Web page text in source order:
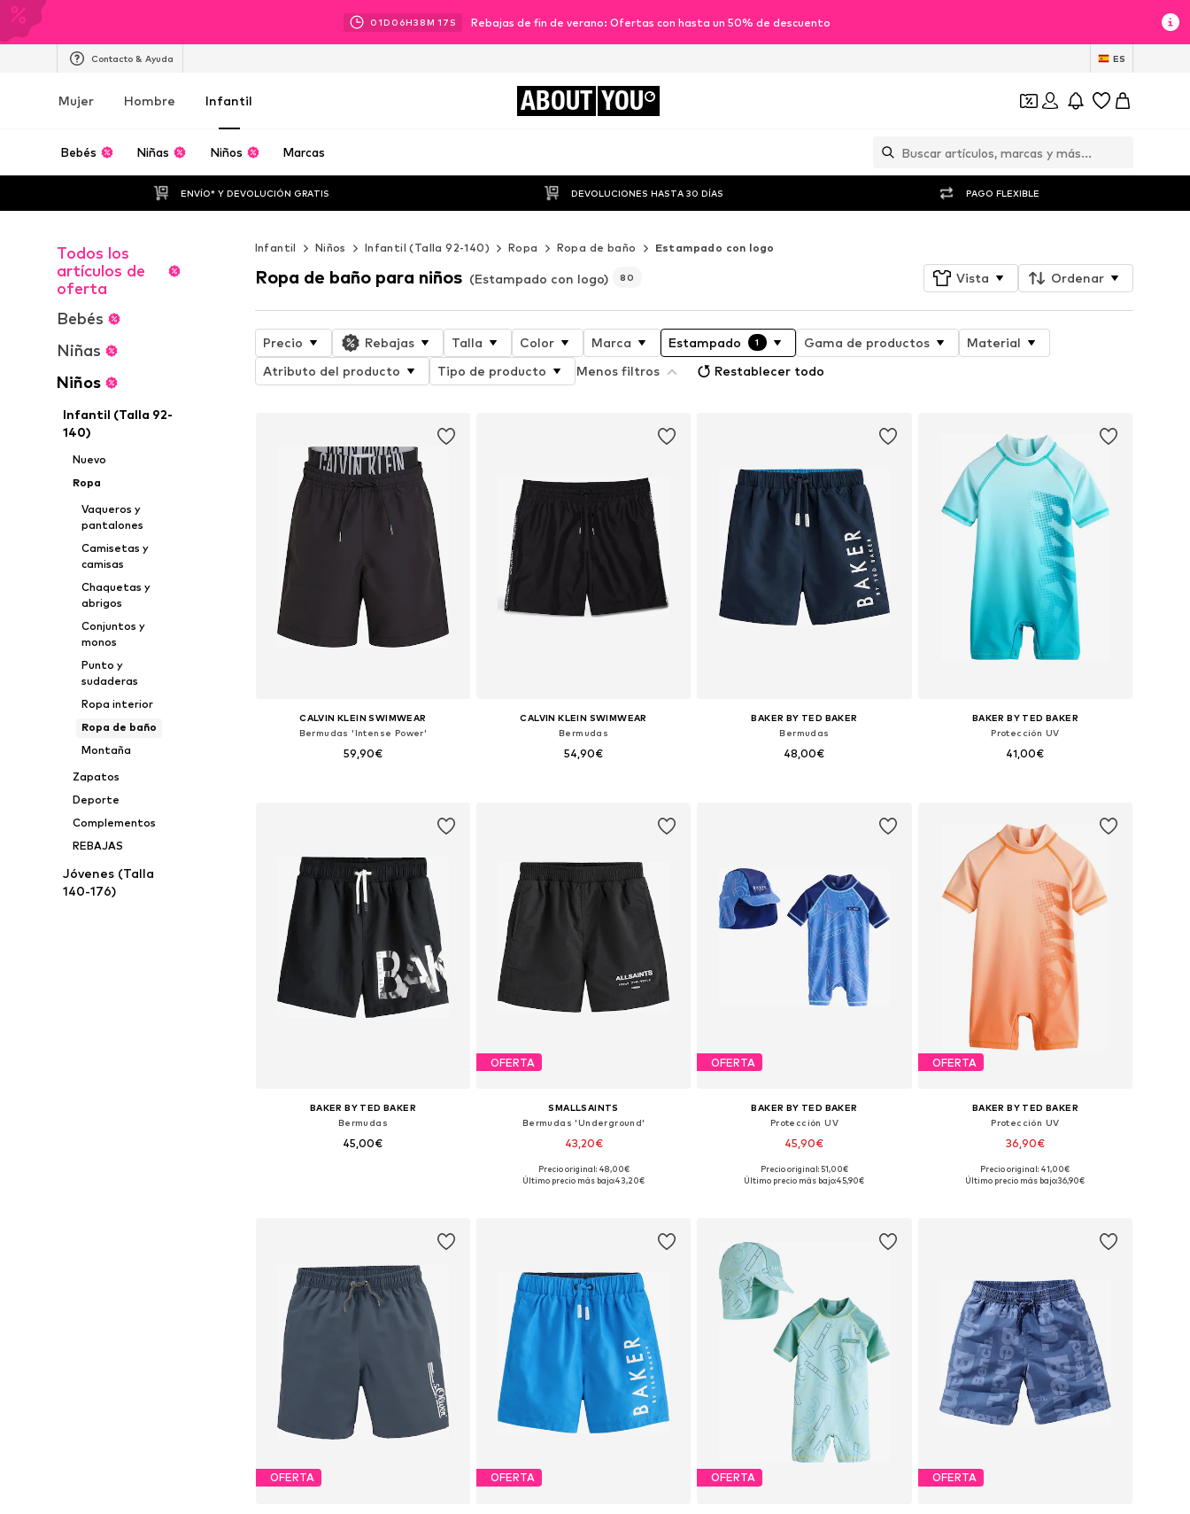
01D 06H38M 15 S Rebajas de fin de verano: Ofertas con hasta un 50% de descuento
Contacto & Ayuda ES
Mujer Hombre Infantil ABOUT YOU
Bebés Niñas Niños Marcas
ENVÍO* Y DEVOLUCIÓN GRATIS DEVOLUCIONES HASTA 30 DÍAS PAGO FLEXIBLE
Todos los
artículos de
oferta
Bebés
Niñas
Niños
Infantil (Talla 92-
140)
Nuevo
Ropa
Vaqueros y
pantalones
Camisetas y
camisas
Chaquetas y
abrigos
Conjuntos y
monos
Punto y
sudaderas
Ropa interior
Ropa de baño
Montaña
Zapatos
Deporte
Complementos
REBAJAS
Jóvenes (Talla
140-176)
Infantil Niños Infantil (Talla 92-140) Ropa Ropa de baño Estampado con logo
Ropa de baño para niños (Estampado con logo) 80 Vista Ordenar
Precio Rebajas Talla Color Marca Estampado 1 Gama de productos
Material
Atributo del producto
Tipo de producto Menos filtros Restablecer todo
CALVIN KLEIN SWIMWEAR
Bermudas 'Intense Power'
59,90€
CALVIN KLEIN SWIMWEAR
Bermudas
54,90€
BAKER BY TED BAKER
Bermudas
48,00€
BAKER BY TED BAKER
Protección UV
41,00€
BAKER BY TED BAKER
Bermudas
45,00€
OFERTA
SMALLSAINTS
Bermudas 'Underground'
43,20€
Tallas disponibles: 110, 116, 122, 128, 140
Precio original: 48,00€
Último precio más bajo:43,20€
OFERTA
BAKER BY TED BAKER
Protección UV
45,90€
Tallas disponibles: 86, 98, 104, 110, 116
Precio original: 51,00€
Último precio más bajo:45,90€
OFERTA
BAKER BY TED BAKER
Protección UV
36,90€
Disponible en muchas tallas
Precio original: 41,00€
Último precio más bajo:36,90€
OFERTA OFERTA OFERTA OFERTA